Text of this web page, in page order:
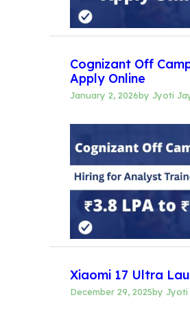
Cognizant Off
Apply Online
January 2, 2026by Jyoti
Xiaomi 17 Ultra
December 29, 2025by Jyoti